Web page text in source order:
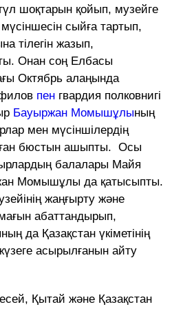
шоқтарын қойып, музейге
сыйға тартып,
тілегін жазып,
Онан соң Елбасы
Октябрь алаңында
пен гвардия полковнигі
Бауыржан Момышұлының
мен мүсіншілердің
бюстын ашыпты. Осы
балалары Майя
Момышұлы да қатысыпты.
жаңғырту және
абаттандырып,
да Қазақстан үкіметінің
асырылғанын айту
Қытай және Қазақстан